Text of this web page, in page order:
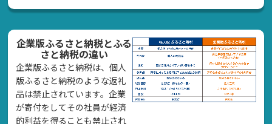
企業版ふるさと納税とふる
さと納税の違い
企業版ふるさと納税は、個人
版ふるさと納税のような返礼
品は禁止されています。企業
が寄付をしてその社員が経済
的利益を得ることも禁止され